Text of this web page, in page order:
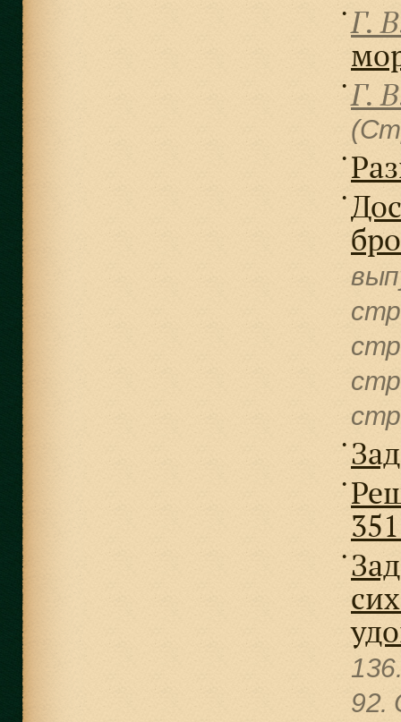
● Г.
● Г.
●
●
●
●
●
92.